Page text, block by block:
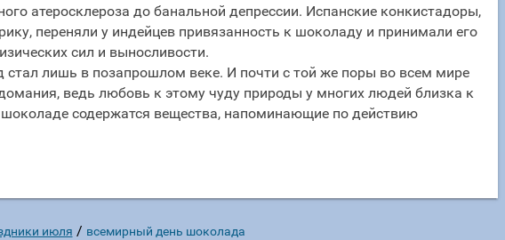
атеросклероза до банальной депрессии. Испанские конкистадоры,
переняли у индейцев привязанность к шоколаду и принимали его
сил и выносливости.
лишь в позапрошлом веке. И почти с той же поры во всем мире
ведь любовь к этому чуду природы у многих людей близка к
содержатся вещества, напоминающие по действию
июля / всемирный день шоколада